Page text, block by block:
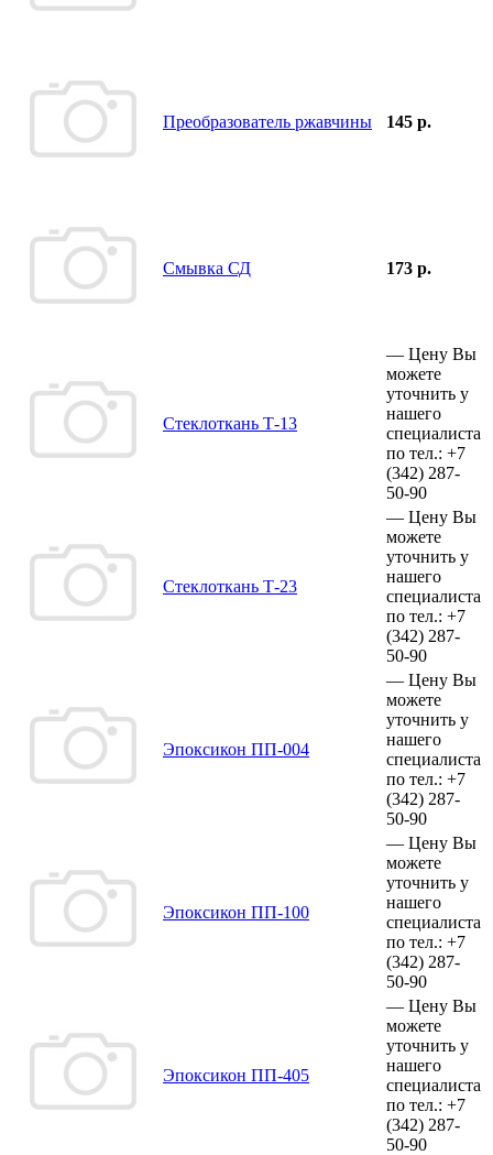
Преобразователь ржавчины 145 р.
Смывка СД 173 р.
Стеклоткань Т-13
— Цену Вы
можете
уточнить у
нашего
специалиста
по тел.: +7
(342) 287-
50-90
Стеклоткань Т-23
— Цену Вы
можете
уточнить у
нашего
специалиста
по тел.: +7
(342) 287-
50-90
Эпоксикон ПП-004
— Цену Вы
можете
уточнить у
нашего
специалиста
по тел.: +7
(342) 287-
50-90
Эпоксикон ПП-100
— Цену Вы
можете
уточнить у
нашего
специалиста
по тел.: +7
(342) 287-
50-90
Эпоксикон ПП-405
— Цену Вы
можете
уточнить у
нашего
специалиста
по тел.: +7
(342) 287-
50-90